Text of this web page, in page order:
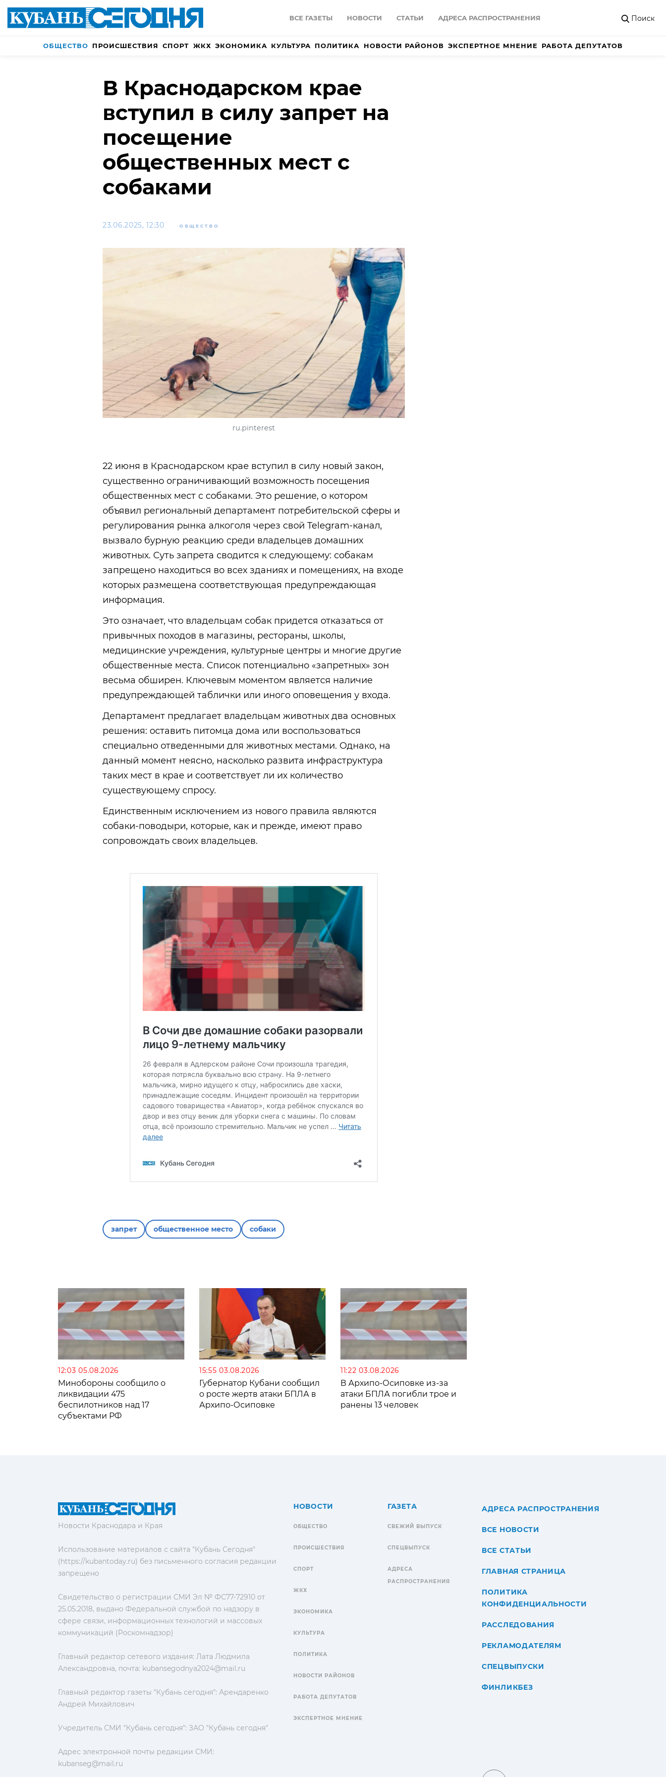
ВСЕ ГАЗЕТЫ НОВОСТИ СТАТЬИ АДРЕСА РАСПРОСТРАНЕНИЯ Поиск
ОБЩЕСТВО ПРОИСШЕСТВИЯ СПОРТ ЖКХ ЭКОНОМИКА КУЛЬТУРА ПОЛИТИКА НОВОСТИ РАЙОНОВ ЭКСПЕРТНОЕ МНЕНИЕ РАБОТА ДЕПУТАТОВ
В Краснодарском крае
вступил в силу запрет на
посещение
общественных мест с
собаками
23.06.2025, 12:30 ОБЩЕСТВО
ru.pinterest
22 июня в Краснодарском крае вступил в силу новый закон,
существенно ограничивающий возможность посещения
общественных мест с собаками. Это решение, о котором
объявил региональный департамент потребительской сферы и
регулирования рынка алкоголя через свой Telegram-канал,
вызвало бурную реакцию среди владельцев домашних
животных. Суть запрета сводится к следующему: собакам
запрещено находиться во всех зданиях и помещениях, на входе
которых размещена соответствующая предупреждающая
информация.
Это означает, что владельцам собак придется отказаться от
привычных походов в магазины, рестораны, школы,
медицинские учреждения, культурные центры и многие другие
общественные места. Список потенциально «запретных» зон
весьма обширен. Ключевым моментом является наличие
предупреждающей таблички или иного оповещения у входа.
Департамент предлагает владельцам животных два основных
решения: оставить питомца дома или воспользоваться
специально отведенными для животных местами. Однако, на
данный момент неясно, насколько развита инфраструктура
таких мест в крае и соответствует ли их количество
существующему спросу.
Единственным исключением из нового правила являются
собаки-поводыри, которые, как и прежде, имеют право
сопровождать своих владельцев.
запрет общественное место собаки
12:03 05.08.2026
Минобороны сообщило о
ликвидации 475
беспилотников над 17
субъектами РФ
15:55 03.08.2026
Губернатор Кубани сообщил
о росте жертв атаки БПЛА в
Архипо-Осиповке
11:22 03.08.2026
В Архипо-Осиповке из-за
атаки БПЛА погибли трое и
ранены 13 человек
Новости Краснодара и Края
Использование материалов с сайта "Кубань Сегодня"
(https://kubantoday.ru) без письменного согласия редакции
запрещено
Свидетельство о регистрации СМИ Эл № ФС77-72910 от
25.05.2018, выдано Федеральной службой по надзору в
сфере связи, информационных технологий и массовых
коммуникаций (Роскомнадзор)
Главный редактор сетевого издания: Лата Людмила
Александровна, почта: kubansegodnya2024@mail.ru
Главный редактор газеты "Кубань сегодня": Арендаренко
Андрей Михайлович
Учредитель СМИ "Кубань сегодня": ЗАО "Кубань сегодня"
Адрес электронной почты редакции СМИ:
kubanseg@mail.ru
НОВОСТИ
ОБЩЕСТВО
ПРОИСШЕСТВИЯ
СПОРТ
ЖКХ
ЭКОНОМИКА
КУЛЬТУРА
ПОЛИТИКА
НОВОСТИ РАЙОНОВ
РАБОТА ДЕПУТАТОВ
ЭКСПЕРТНОЕ МНЕНИЕ
ГАЗЕТА
СВЕЖИЙ ВЫПУСК
СПЕЦВЫПУСК
АДРЕСА
РАСПРОСТРАНЕНИЯ
АДРЕСА РАСПРОСТРАНЕНИЯ
ВСЕ НОВОСТИ
ВСЕ СТАТЬИ
ГЛАВНАЯ СТРАНИЦА
ПОЛИТИКА
КОНФИДЕНЦИАЛЬНОСТИ
РАССЛЕДОВАНИЯ
РЕКЛАМОДАТЕЛЯМ
СПЕЦВЫПУСКИ
ФИНЛИКБЕЗ